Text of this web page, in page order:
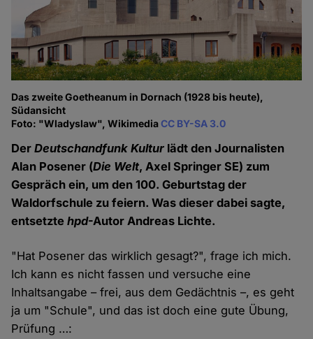
Das zweite Goetheanum in Dornach (1928 bis heute),
Südansicht
Foto: "Wladyslaw", WikimediaCC BY-SA 3.0
DerDeutschandfunk Kultur lädt den Journalisten
Alan Posener (Die Welt, Axel Springer SE) zum
Gespräch ein, um den 100. Geburtstag der
Waldorfschule zu feiern. Was dieser dabei sagte,
entsetztehpd-Autor Andreas Lichte.
"Hat Posener das wirklich gesagt?", frage ich mich.
Ich kann es nicht fassen und versuche eine
Inhaltsangabe – frei, aus dem Gedächtnis –, es geht
ja um "Schule", und das ist doch eine gute Übung,
Prüfung …: